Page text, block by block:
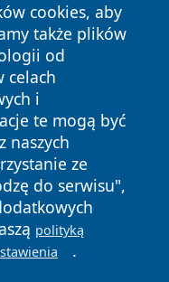
cookies, aby
także plików
od
celach
i
te mogą być
naszych
ze
do serwisu",
polityką
.
Wszystkie prawa
Polityka
Cookies